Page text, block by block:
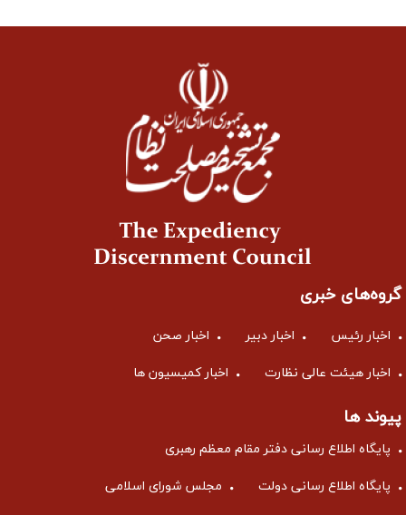
گروه‌های خبری
اخبار رئیس اخبار دبیر اخبار صحن
اخبار هیئت عالی نظارت اخبار کمیسیون ها
پیوند ها
پایگاه اطلاع رسانی دفتر مقام معظم رهبری
پایگاه اطلاع رسانی دولت مجلس شورای اسلامی